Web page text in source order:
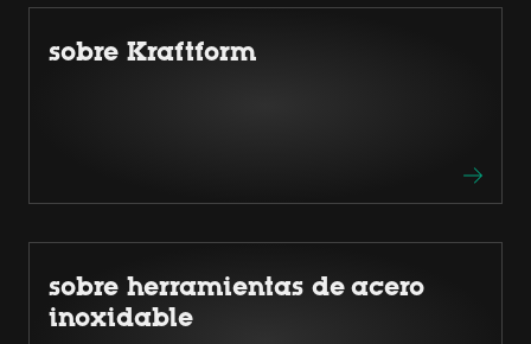
sobre Kraftform
sobre herramientas de acero
inoxidable